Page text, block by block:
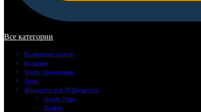
Все категории
Кальянные смеси
Кальяны
Уголь для кальяна
Доха
Жидкости для POD-систем
Angry Vape
Boshki